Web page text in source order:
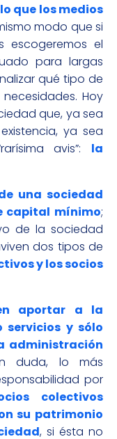
que los medios
modo que si
escogeremos el
para largas
qué tipo de
Hoy
que, ya sea
ya sea
avis”: la
una sociedad
capital mínimo;
de la sociedad
dos tipos de
y los socios
aportar a la
y sólo
administración
duda, lo más
por
colectivos
su patrimonio
, si ésta no